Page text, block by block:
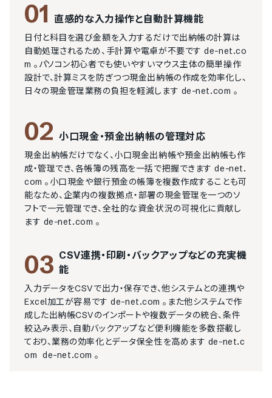
01 直感的な入力操作と自動計算機能
日付と科目を選び金額を入力するだけで出納帳の計算は
自動処理されるため、手計算や電卓が不要です​ de-net.co
m 。パソコン初心者でも使いやすいマウス主体の簡単操作
設計で、計算ミスを防ぎつつ現金出納帳の作成を効率化し、
日々の現金管理業務の負担を軽減します​ de-net.com 。
02 小口現金・預金出納帳の管理対応
現金出納帳だけでなく、小口現金出納帳や預金出納帳も作
成・管理でき、各帳簿の残高を一括で把握できます​ de-net.
com 。小口現金や銀行預金の帳簿を複数作成することも可
能なため、企業内の複数拠点・部署の現金管理を一つのソ
フトで一元管理でき、全社的な資金状況の可視化に貢献し
ます​ de-net.com 。
03 CSV連携・印刷・バックアップなどの充実機
能
入力データをCSVで出力・保存でき、他システムとの連携や
Excel加工が容易です​ de-net.com 。また他システムで作
成した出納帳CSVのインポートや複数データの統合、条件
絞込み表示、自動バックアップなど便利機能を多数搭載し
ており、業務の効率化とデータ保全性を高めます​ de-net.c
om ​ de-net.com 。